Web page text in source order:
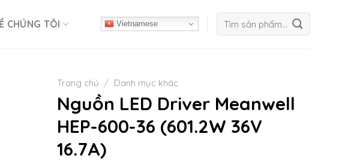
CHÚNG TÔI Vietnamese
kiếm:
Trang chủ / Danh mục khác
Nguồn LED Driver Meanwell
HEP-600-36 (601.2W 36V
16.7A)